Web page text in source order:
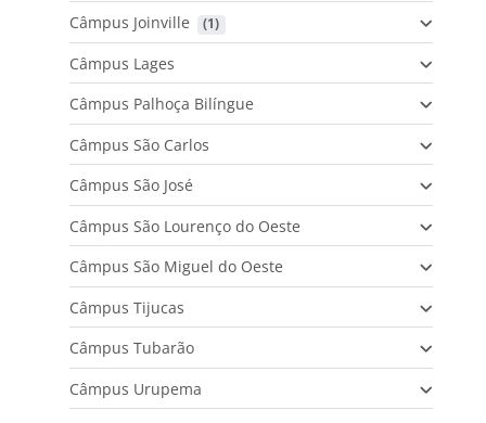
Câmpus Joinville (1)
Câmpus Lages
Câmpus Palhoça Bilíngue
Câmpus São Carlos
Câmpus São José
Câmpus São Lourenço do Oeste
Câmpus São Miguel do Oeste
Câmpus Tijucas
Câmpus Tubarão
Câmpus Urupema